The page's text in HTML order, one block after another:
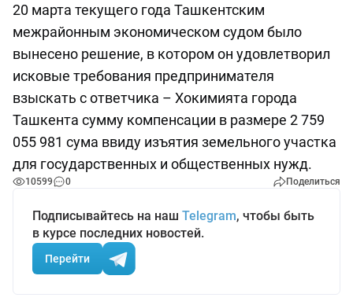
20 марта текущего года Ташкентским
межрайонным экономическом судом было
вынесено решение, в котором он удовлетворил
исковые требования предпринимателя
взыскать с ответчика – Хокимията города
Ташкента сумму компенсации в размере 2 759
055 981 сума ввиду изъятия земельного участка
для государственных и общественных нужд.
10599 0 Поделиться
Подписывайтесь на наш Telegram, чтобы быть
в курсе последних новостей.
Перейти